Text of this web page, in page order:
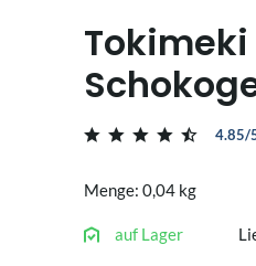
4.85/
Menge: 0,04 kg
auf Lager